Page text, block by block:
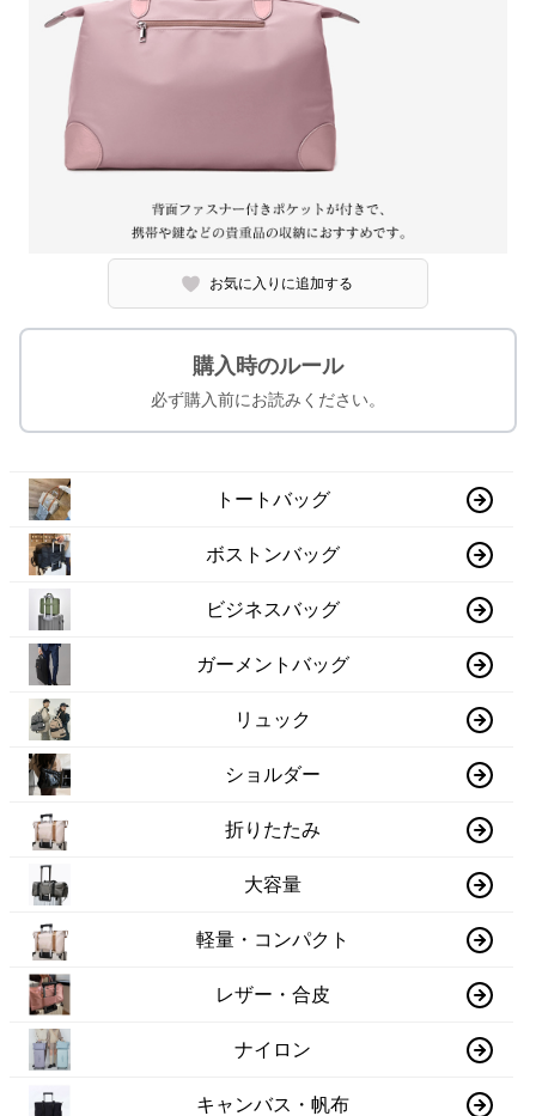
お気に入りに追加する
購入時のルール
必ず購入前にお読みください。
トートバッグ
ボストンバッグ
ビジネスバッグ
ガーメントバッグ
リュック
ショルダー
折りたたみ
大容量
軽量・コンパクト
レザー・合皮
ナイロン
キャンバス・帆布